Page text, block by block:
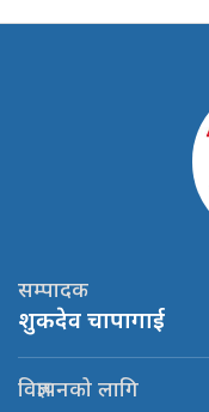
सम्पादक
शुकदेव चापागाई
विज्ञापनको लागि